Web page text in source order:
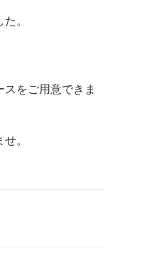
。
をご用意できま
。